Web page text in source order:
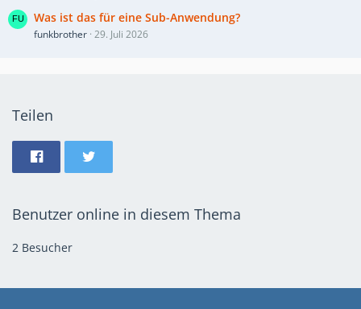
Was ist das für eine Sub-Anwendung?
funkbrother 29. Juli 2026
Teilen
Benutzer online in diesem Thema
2 Besucher